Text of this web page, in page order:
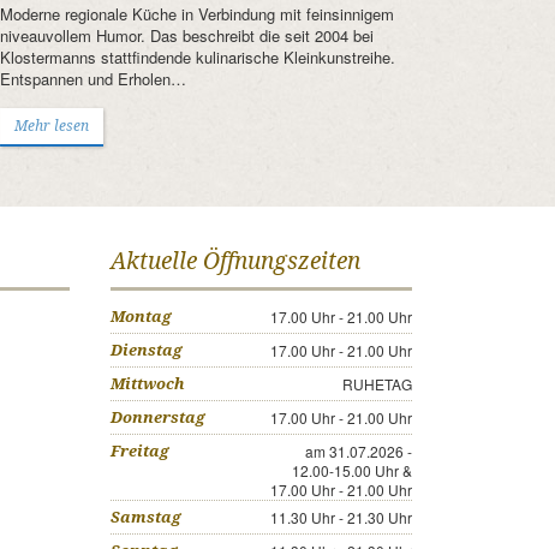
Moderne regionale Küche in Verbindung mit feinsinnigem
niveauvollem Humor. Das beschreibt die seit 2004 bei
Klostermanns stattfindende kulinarische Kleinkunstreihe.
Entspannen und Erholen…
Mehr lesen
Aktuelle Öffnungszeiten
Montag 17.00 Uhr - 21.00 Uhr
Dienstag 17.00 Uhr - 21.00 Uhr
Mittwoch RUHETAG
Donnerstag 17.00 Uhr - 21.00 Uhr
Freitag
am 31.07.2026 -
12.00-15.00 Uhr &
17.00 Uhr - 21.00 Uhr
Samstag 11.30 Uhr - 21.30 Uhr